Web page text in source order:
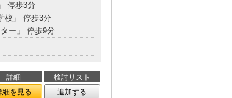
停歩3分
校」 停歩3分
ー」 停歩9分
詳細
検討リスト
細を見る 追加する